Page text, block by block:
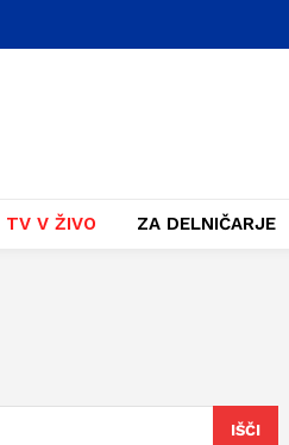
TV V ŽIVO ZA DELNIČARJE
IŠČI